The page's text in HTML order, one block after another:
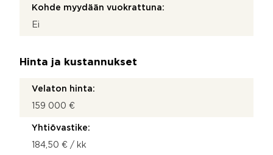
Kohde myydään vuokrattuna:
Ei
Hinta ja kustannukset
Velaton hinta:
159 000 €
Yhtiövastike:
184,50 € / kk